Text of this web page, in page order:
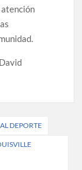
David
DEPORTE